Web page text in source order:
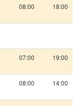
08:00 18:00
07:00 19:00
08:00 14:00